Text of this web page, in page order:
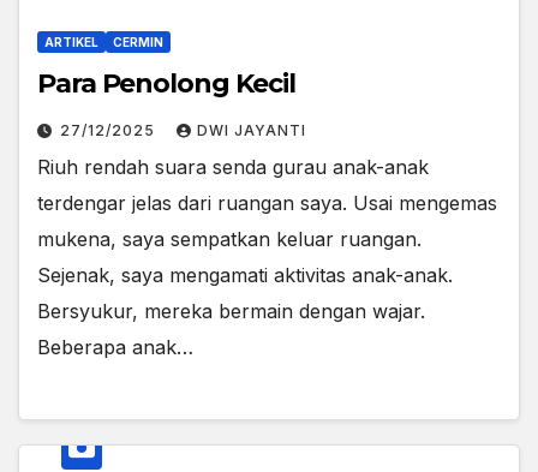
ARTIKEL CERMIN
Para Penolong Kecil
27/12/2025 DWI JAYANTI
Riuh rendah suara senda gurau anak-anak
terdengar jelas dari ruangan saya. Usai mengemas
mukena, saya sempatkan keluar ruangan.
Sejenak, saya mengamati aktivitas anak-anak.
Bersyukur, mereka bermain dengan wajar.
Beberapa anak…